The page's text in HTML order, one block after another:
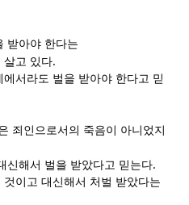
받아야 한다는
살고 있다.
서라도 벌을 받아야 한다고 믿
죄인으로서의 죽음이 아니었지
신해서 벌을 받았다고 믿는다.
이고 대신해서 처벌 받았다는
치북5
치북5